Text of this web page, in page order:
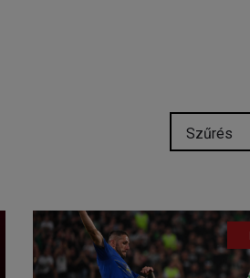
Szűrés